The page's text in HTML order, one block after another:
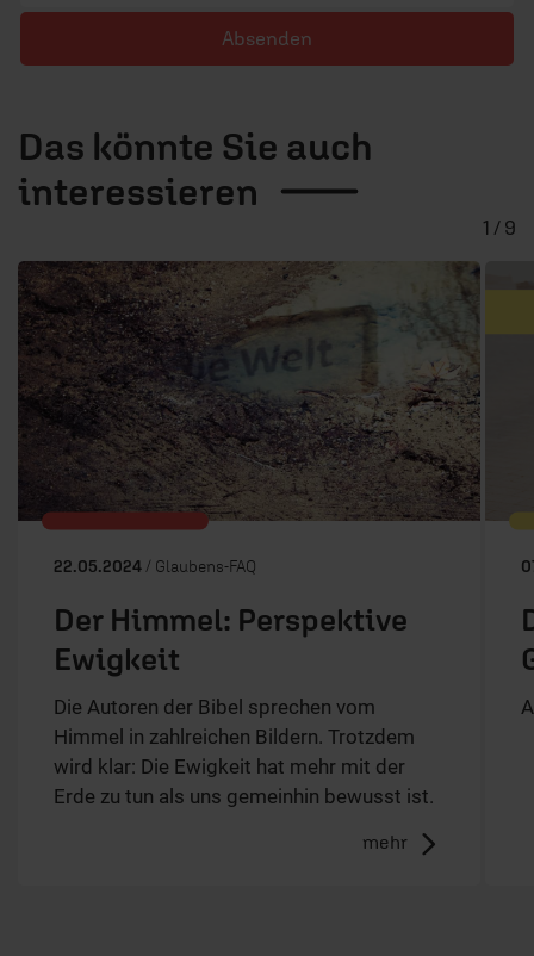
Absenden
Das könnte Sie auch
interessieren
22.05.2024 / Glaubens-FAQ
Der Himmel: Perspektive
Ewigkeit
Die Autoren der Bibel sprechen vom
Himmel in zahlreichen Bildern. Trotzdem
wird klar: Die Ewigkeit hat mehr mit der
Erde zu tun als uns gemeinhin bewusst ist.
mehr
1 / 9